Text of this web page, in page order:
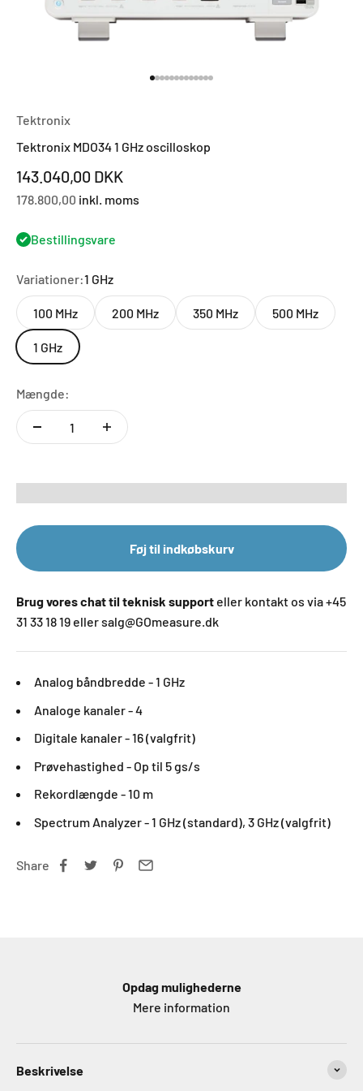
Tektronix
Tektronix MDO34 1 GHz oscilloskop
Salgspris
143.040,00 DKK
178.800,00 inkl. moms
Bestillingsvare
Variationer:1 GHz
100 MHz 200 MHz 350 MHz 500 MHz
1 GHz
Mængde:
Føj til indkøbskurv
Brug vores chat til teknisk support eller kontakt os via +45
31 33 18 19 eller salg@GOmeasure.dk
Analog båndbredde - 1 GHz
Analoge kanaler - 4
Digitale kanaler - 16 (valgfrit)
Prøvehastighed - Op til 5 gs/s
Rekordlængde -10 m
Spectrum Analyzer - 1 GHz (standard), 3 GHz (valgfrit)
Share
Opdag mulighederne
Mere information
Beskrivelse